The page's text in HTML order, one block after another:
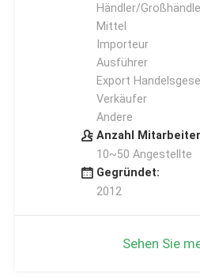
Händler/
Mittel
Importeur
Ausführer
Export
Verkäufer
Andere
Anzahl
10~50 Angestellte
Gegründet:
2012
Sehen Sie